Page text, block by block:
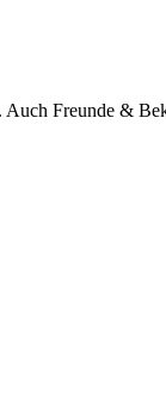
Freunde &